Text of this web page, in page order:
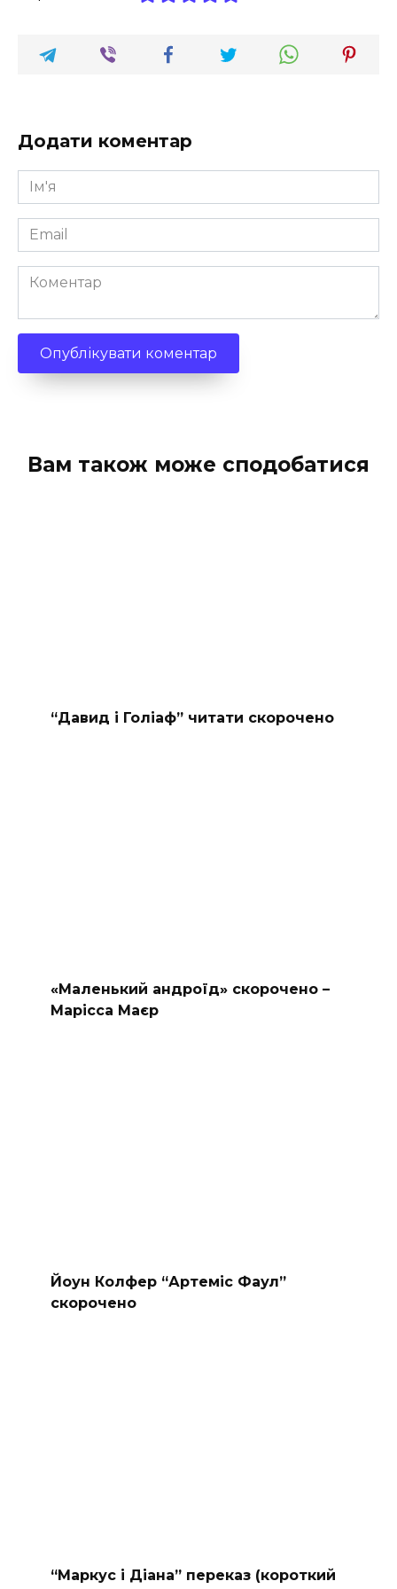
Додати коментар
Ім'я
*
Email
*
Коментар
Вам також може сподобатися
“Давид і Голіаф” читати скорочено
«Маленький андроїд» скорочено –
Марісса Маєр
Йоун Колфер “Артеміс Фаул”
скорочено
“Маркус і Діана” переказ (короткий